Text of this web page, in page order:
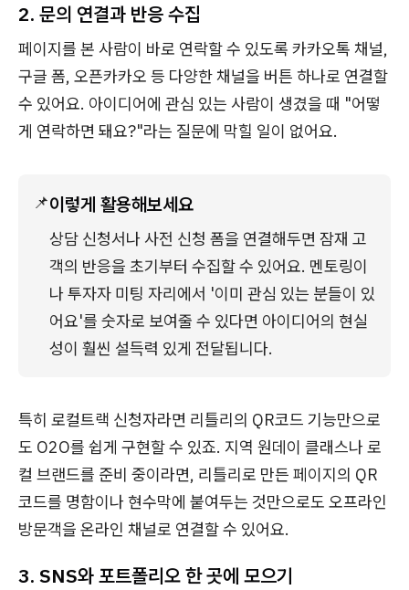
2. 문의 연결과 반응 수집
페이지를 본 사람이 바로 연락할 수 있도록 카카오톡 채널,
구글 폼, 오픈카카오 등 다양한 채널을 버튼 하나로 연결할
수 있어요. 아이디어에 관심 있는 사람이 생겼을 때 "어떻
게 연락하면 돼요?"라는 질문에 막힐 일이 없어요.
📌이렇게 활용해보세요
상담 신청서나 사전 신청 폼을 연결해두면 잠재 고
객의 반응을 초기부터 수집할 수 있어요. 멘토링이
나 투자자 미팅 자리에서 '이미 관심 있는 분들이 있
어요'를 숫자로 보여줄 수 있다면 아이디어의 현실
성이 훨씬 설득력 있게 전달됩니다.
특히 로컬트랙 신청자라면 리틀리의 QR코드 기능만으로
도 O2O를 쉽게 구현할 수 있죠. 지역 원데이 클래스나 로
컬 브랜드를 준비 중이라면, 리틀리로 만든 페이지의 QR
코드를 명함이나 현수막에 붙여두는 것만으로도 오프라인
방문객을 온라인 채널로 연결할 수 있어요.
3. SNS와 포트폴리오 한 곳에 모으기